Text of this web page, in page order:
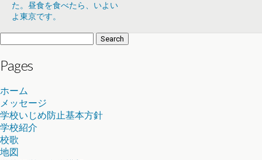
た。昼食を食べたら、いよい
よ東京です。
for:
Pages
ホーム
メッセージ
学校いじめ防止基本方針
学校紹介
校歌
地図